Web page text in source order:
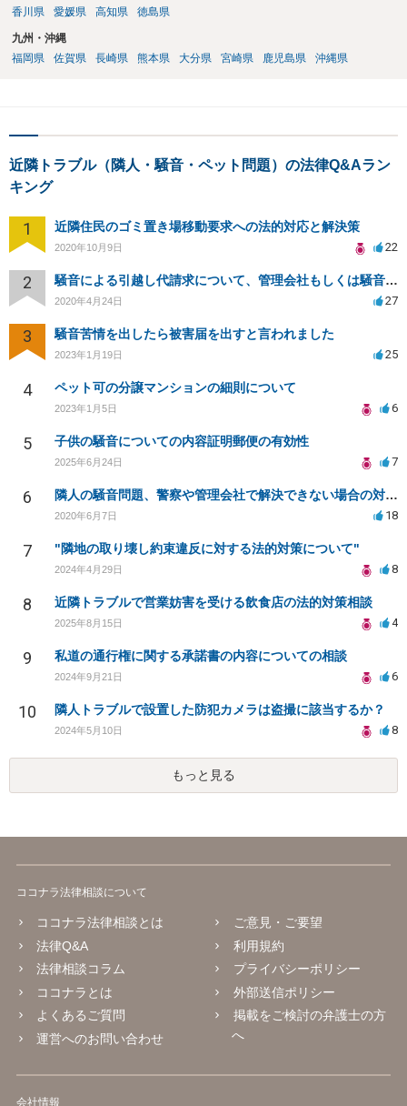
香川県
愛媛県 高知県 徳島県
九州・沖縄
福岡県
佐賀県 長崎県 熊本県 大分県 宮崎県 鹿児島県 沖縄県
近隣トラブル（隣人・騒音・ペット問題）の法律Q&Aラン
キング
1 近隣住民のゴミ置き場移動要求への法的対応と解決策
2020年10月9日 22
2 騒音による引越し代請求について、管理会社もしくは騒音主から請求できるか？
2020年4月24日 27
3 騒音苦情を出したら被害届を出すと言われました
2023年1月19日 25
4 ペット可の分譲マンションの細則について
2023年1月5日 6
5 子供の騒音についての内容証明郵便の有効性
2025年6月24日 7
6 隣人の騒音問題、警察や管理会社で解決できない場合の対策は？
2020年6月7日 18
7 "隣地の取り壊し約束違反に対する法的対策について"
2024年4月29日 8
8 近隣トラブルで営業妨害を受ける飲食店の法的対策相談
2025年8月15日 4
9 私道の通行権に関する承諾書の内容についての相談
2024年9月21日 6
10 隣人トラブルで設置した防犯カメラは盗撮に該当するか？
2024年5月10日 8
もっと見る
ココナラ法律相談について
ココナラ法律相談とは
法律Q&A
法律相談コラム
ココナラとは
よくあるご質問
運営へのお問い合わせ
ご意見・ご要望
利用規約
プライバシーポリシー
外部送信ポリシー
掲載をご検討の弁護士の方
へ
会社情報